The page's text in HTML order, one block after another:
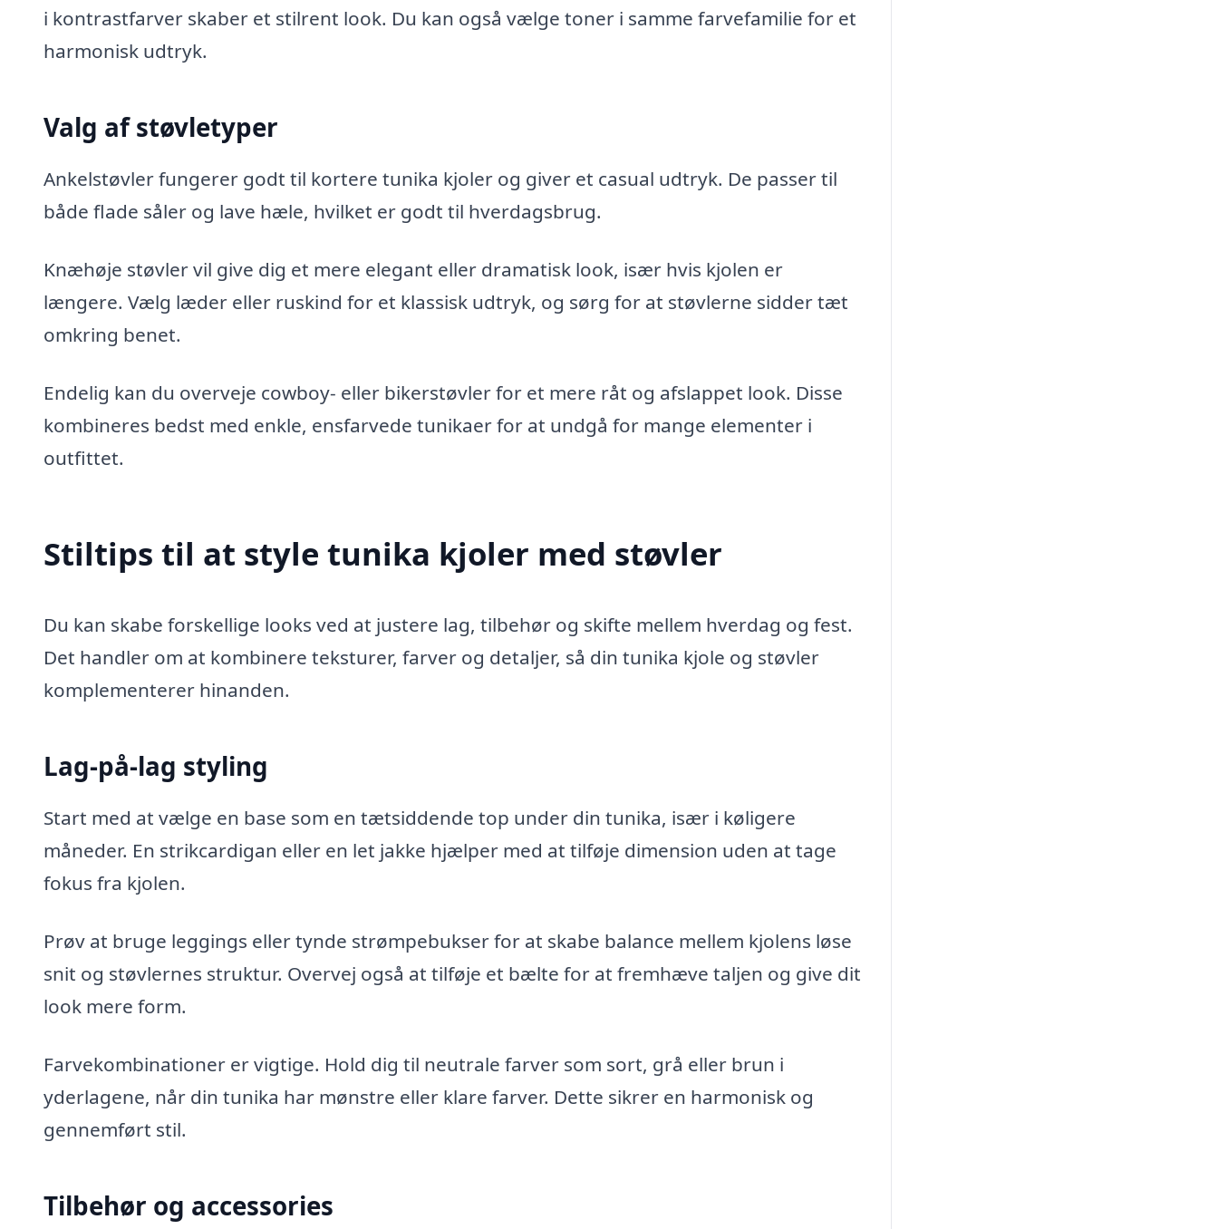
i kontrastfarver skaber et stilrent look. Du kan også vælge toner i samme farvefamilie for et
harmonisk udtryk.
Valg af støvletyper
Ankelstøvler fungerer godt til kortere tunika kjoler og giver et casual udtryk. De passer til
både flade såler og lave hæle, hvilket er godt til hverdagsbrug.
Knæhøje støvler vil give dig et mere elegant eller dramatisk look, især hvis kjolen er
længere. Vælg læder eller ruskind for et klassisk udtryk, og sørg for at støvlerne sidder tæt
omkring benet.
Endelig kan du overveje cowboy- eller bikerstøvler for et mere råt og afslappet look. Disse
kombineres bedst med enkle, ensfarvede tunikaer for at undgå for mange elementer i
outfittet.
Stiltips til at style tunika kjoler med støvler
Du kan skabe forskellige looks ved at justere lag, tilbehør og skifte mellem hverdag og fest.
Det handler om at kombinere teksturer, farver og detaljer, så din tunika kjole og støvler
komplementerer hinanden.
Lag-på-lag styling
Start med at vælge en base som en tætsiddende top under din tunika, især i køligere
måneder. En strikcardigan eller en let jakke hjælper med at tilføje dimension uden at tage
fokus fra kjolen.
Prøv at bruge leggings eller tynde strømpebukser for at skabe balance mellem kjolens løse
snit og støvlernes struktur. Overvej også at tilføje et bælte for at fremhæve taljen og give dit
look mere form.
Farvekombinationer er vigtige. Hold dig til neutrale farver som sort, grå eller brun i
yderlagene, når din tunika har mønstre eller klare farver. Dette sikrer en harmonisk og
gennemført stil.
Tilbehør og accessories